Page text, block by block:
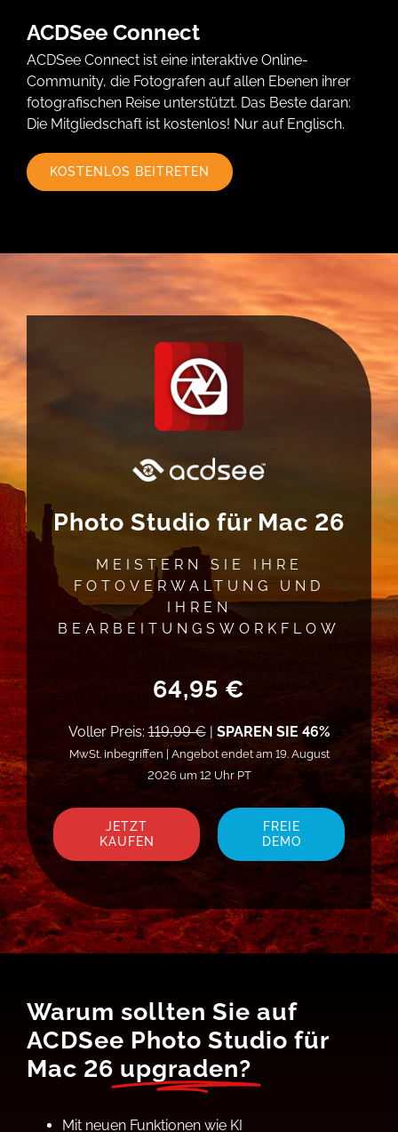
ACDSee Connect
ACDSee Connect ist eine interaktive Online-
Community, die Fotografen auf allen Ebenen ihrer
fotografischen Reise unterstützt. Das Beste daran:
Die Mitgliedschaft ist kostenlos! Nur auf Englisch.
KOSTENLOS BEITRETEN
Photo Studio für Mac 26
MEISTERN SIE IHRE
FOTOVERWALTUNG UND
IHREN
BEARBEITUNGSWORKFLOW
64,95 €
Voller Preis:119,99 €| SPAREN SIE 46%
MwSt. inbegriffen | Angebot endet am 19. August
2026 um 12 Uhr PT
JETZT
KAUFEN
FREIE
DEMO
Warum sollten Sie auf
ACDSee Photo Studio für
Mac 26 upgraden?
Mit neuen Funktionen wie KI